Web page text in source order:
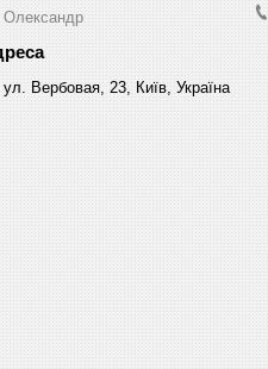
Олександр
ул. Вербовая, 23, Київ, Україна